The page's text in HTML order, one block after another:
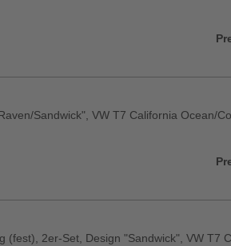
Sandwick", VW T7 California Ocean/
(fest), 2er-Set, Design "Sandwick", VW T7